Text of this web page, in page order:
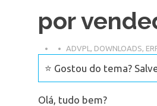
por
ADVPL DOWNLOADS
⭐ Gostou do tema?
Olá, tudo bem?